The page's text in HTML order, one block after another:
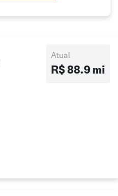
Atual
R$ 88.9 mi